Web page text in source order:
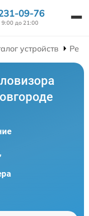
09-76
9:00 до 21:00
устройств